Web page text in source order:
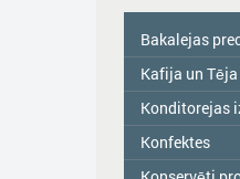
Bakalejas
Colavita
Eļļa
Garšvielas
Sausās
Kafija un Tēja
Tēja
KAFIJA
Konditorejas
Ražots Latvijā
Fasēti cepumi
Konfektes
ME2U